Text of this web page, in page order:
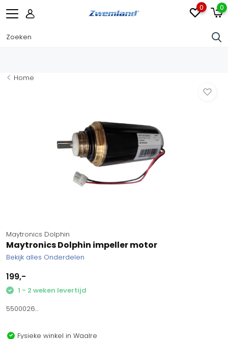
0 0
Home
Maytronics Dolphin
Maytronics Dolphin impeller motor
Bekijk alles Onderdelen
199,-
1 - 2 weken levertijd
5500026...
Fysieke winkel in Waalre